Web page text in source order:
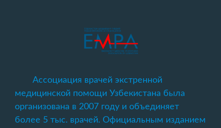
Ассоциация врачей экстренной
медицинской помощи Узбекистана была
организована в 2007 году и объединяет
более 5 тыс. врачей. Официальным изданием